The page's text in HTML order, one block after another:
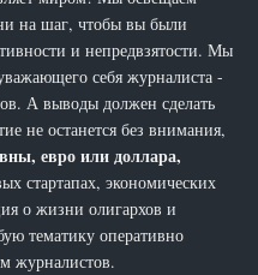
на шаг, чтобы вы были
и непредвзятости. Мы
себя журналиста -
А выводы должен сделать
не останется без внимания,
евро или доллара,
стартапах, экономических
о жизни олигархов и
тематику оперативно
журналистов.